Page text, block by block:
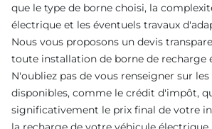
que le type de borne choisi, la
électrique et les éventuels travaux
Nous vous proposons un devis
toute installation de borne de recharge
N'oubliez pas de vous renseigner sur
disponibles, comme le crédit d'impôt,
significativement le prix final de votre